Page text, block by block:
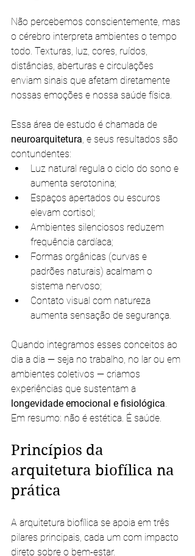
Não percebemos conscientemente, mas
o cérebro interpreta ambientes o tempo
todo. Texturas, luz, cores, ruídos,
distâncias, aberturas e circulações
enviam sinais que afetam diretamente
nossas emoções e nossa saúde física.
Essa área de estudo é chamada de
neuroarquitetura, e seus resultados são
contundentes:
Luz natural regula o ciclo do sono e
aumenta serotonina;
Espaços apertados ou escuros
elevam cortisol;
Ambientes silenciosos reduzem
frequência cardíaca;
Formas orgânicas (curvas e
padrões naturais) acalmam o
sistema nervoso;
Contato visual com natureza
aumenta sensação de segurança.
Quando integramos esses conceitos ao
dia a dia — seja no trabalho, no lar ou em
ambientes coletivos — criamos
experiências que sustentam a
longevidade emocional e fisiológica.
Em resumo: não é estética. É saúde.
Princípios da
arquitetura biofílica na
prática
A arquitetura biofílica se apoia em três
pilares principais, cada um com impacto
direto sobre o bem-estar.